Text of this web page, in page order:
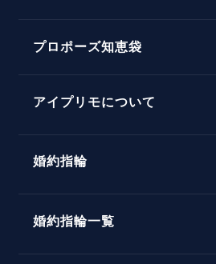
プロポーズアイテム
パーフェクトプロポーズリング
プロポーズ知恵袋
ダイヤモンドの品質とは？
アイプリモについて
婚約指輪
婚約指輪一覧